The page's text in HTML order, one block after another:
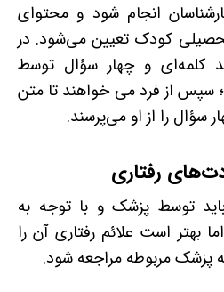
انجام شود و محتوای
کودک تعیین می‌شود. در
کلمه‌ای و چهار سؤال توسط
سپس از فرد می­ خواهند تا متن
سؤال را از او می‌پرسند.
توسط پزشک و با توجه به
بهتر است علائم رفتاری آن را
پزشک مربوطه مراجعه شود.